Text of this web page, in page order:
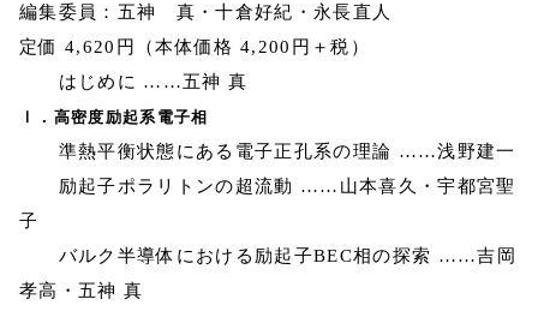
編集委員：五神 真・十倉好紀・永長直人
定価 4,620円（本体価格 4,200円＋税）
はじめに ……五神 真
Ⅰ．高密度励起系電子相
準熱平衡状態にある電子正孔系の理論 ……浅野建一
励起子ポラリトンの超流動 ……山本喜久・宇都宮聖
子
バルク半導体における励起子BEC相の探索 ……吉岡
孝高・五神 真